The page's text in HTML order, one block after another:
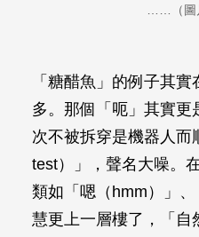
……（圖
「糖醋魚」的例子其
多。那個「呃」其實
次不被拆穿是機器人而
test）」，聲名大噪。
類如「嗯（hmm）」
慧更上一層樓了，「自